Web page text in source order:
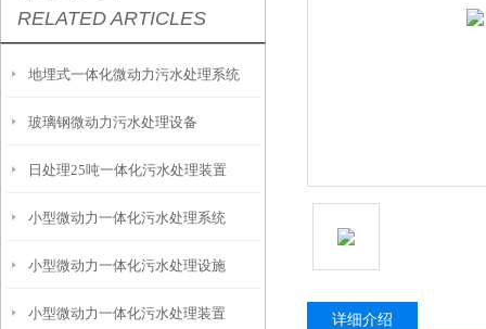
RELATED ARTICLES
地埋式一体化微动力污水处理系统
玻璃钢微动力污水处理设备
日处理25吨一体化污水处理装置
小型微动力一体化污水处理系统
小型微动力一体化污水处理设施
小型微动力一体化污水处理装置 详细介绍